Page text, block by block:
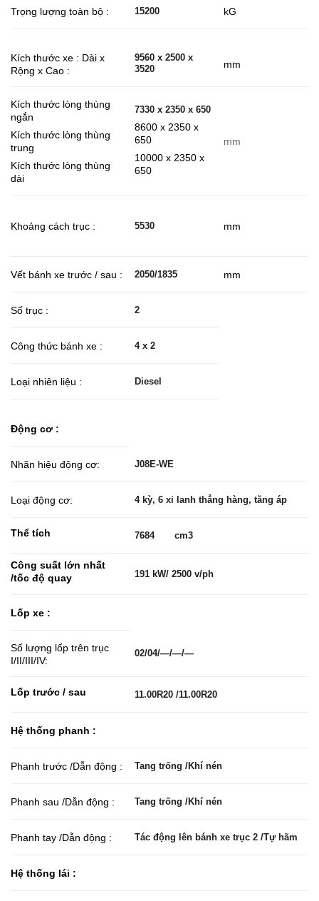
Trọng lượng toàn bộ : 15200 kG
Kích thước xe : Dài x
Rộng x Cao :
9560 x 2500 x
3520
mm
Kích thước lòng thùng
ngắn
Kích thước lòng thùng
trung
Kích thước lòng thùng
dài
7330 x 2350 x 650
8600 x 2350 x
650
10000 x 2350 x
650
mm
Khoảng cách trục : 5530 mm
Vết bánh xe trước / sau : 2050/1835 mm
Số trục : 2
Công thức bánh xe : 4 x 2
Loại nhiên liệu : Diesel
Động cơ :
Nhãn hiệu động cơ: J08E-WE
Loại động cơ: 4 kỳ, 6 xi lanh thẳng hàng, tăng áp
Thể tích 7684 cm3
Công suất lớn nhất
/tốc độ quay
191 kW/ 2500 v/ph
Lốp xe :
Số lượng lốp trên trục
I/II/III/IV:
02/04/—/—/—
Lốp trước / sau 11.00R20 /11.00R20
Hệ thống phanh :
Phanh trước /Dẫn động : Tang trống /Khí nén
Phanh sau /Dẫn động : Tang trống /Khí nén
Phanh tay /Dẫn động : Tác động lên bánh xe trục 2 /Tự hãm
Hệ thống lái :